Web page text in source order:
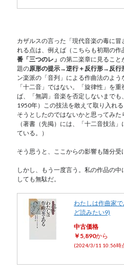
カザルスの言った「現代音楽の毒に
れる点は、例えば（こちらも初期の
番「三つのレ」の第二楽章に見ること
題の原形の提示→逆行＋反行形→反
ン楽派の「音列」による作曲法のよ
「十二音」ではない。「旋律性」を
ば、「無調」音楽を否定しないまで
1950年）この技法を敢えて取り入れ
そうとしたのではないかと思ってみた
（著書（先掲）には、「十二音技法
ている。）
そう思うと、ここからの影響も随分
しかし、もう一度言う。私の作品の
しても無駄だ。
わたしは作曲家
ど読みたい9)
中古価格
￥5,890から
(2024/3/11 10:56時